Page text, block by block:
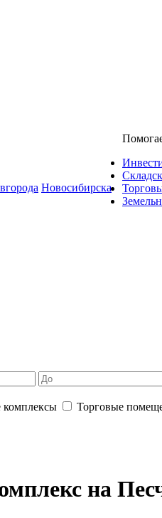
Новосибирска
комплексы Торговые
на